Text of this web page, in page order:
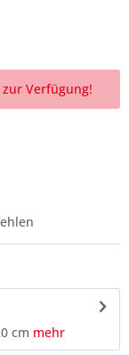
Verfügung!
cm mehr